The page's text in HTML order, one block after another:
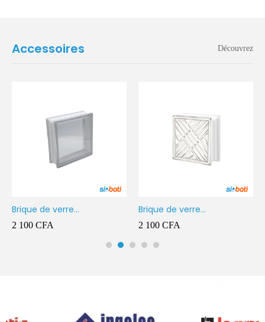
Accessoires Découvrez
Brique de verre
190X190X80MM Transparent
2 100 CFA
Brique de verre
190X190X80MM CROSS
2 100 CFA